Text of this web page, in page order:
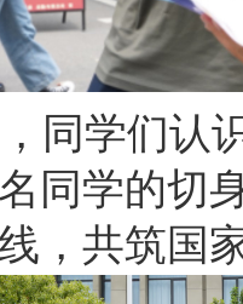
同学们认
同学的切
，共筑国